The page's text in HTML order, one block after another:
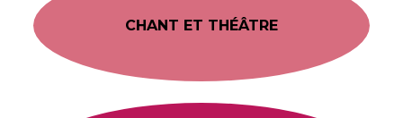
CHANT ET THÉÂTRE